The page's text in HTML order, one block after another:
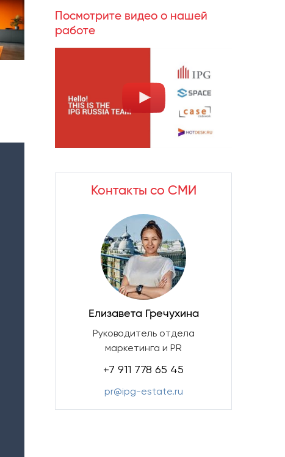
Посмотрите видео о нашей
работе
Контакты со СМИ
Елизавета Гречухина
Руководитель отдела
маркетинга и PR
+7 911 778 65 45
pr@ipg-estate.ru